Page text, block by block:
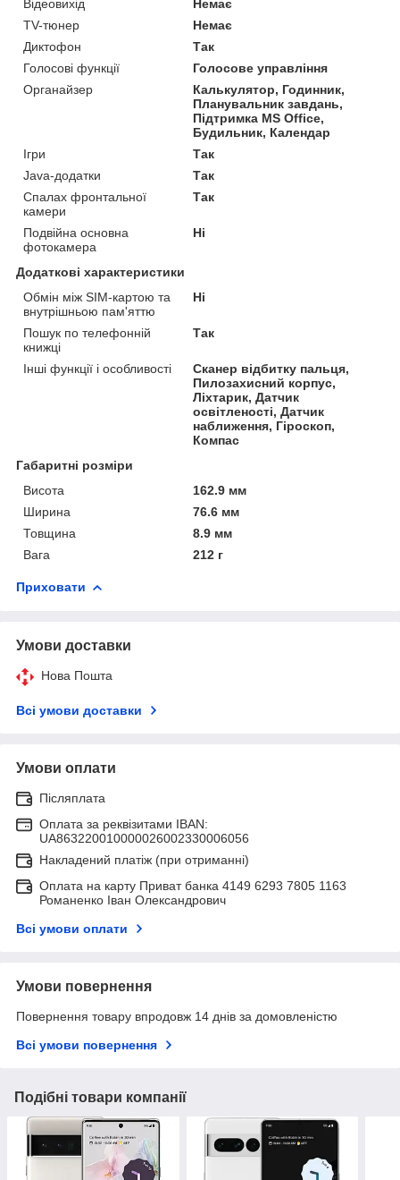
Відеовихід
Немає
TV-тюнер
Немає
Диктофон
Так
Голосові функції
Голосове управління
Органайзер
Калькулятор, Годинник,
Планувальник завдань,
Підтримка MS Office,
Будильник, Календар
Ігри
Так
Java-додатки
Так
Спалах фронтальної
камери
Так
Подвійна основна
фотокамера
Ні
Додаткові характеристики
Обмін між SIM-картою та
внутрішньою пам'яттю
Ні
Пошук по телефонній
книжці
Так
Інші функції і особливості
Сканер відбитку пальця,
Пилозахисний корпус,
Ліхтарик, Датчик
освітленості, Датчик
наближення, Гіроскоп,
Компас
Габаритні розміри
Висота
162.9 мм
Ширина
76.6 мм
Товщина
8.9 мм
Вага
212 г
Приховати
Умови доставки
Нова Пошта
Всі умови доставки
Умови оплати
Післяплата
Оплата за реквізитами IBAN:
UA863220010000026002330006056
Накладений платіж (при отриманні)
Оплата на карту Приват банка 4149 6293 7805 1163
Романенко Іван Олександрович
Всі умови оплати
Умови повернення
Повернення товару впродовж 14 днів за домовленістю
Всі умови повернення
Подібні товари компанії